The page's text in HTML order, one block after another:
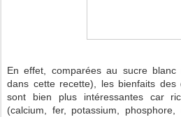
En effet, comparées au sucre blanc
dans cette recette), les bienfaits
sont bien plus intéressantes car
(calcium, fer, potassium,